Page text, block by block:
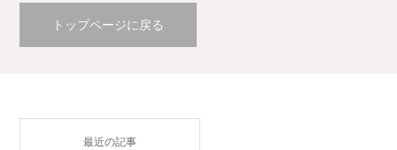
トップページに戻る
最近の記事